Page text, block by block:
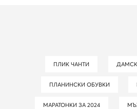
ПЛИК ЧАНТИ
ПЛАНИНСКИ ОБУВКИ
МАРАТОНКИ ЗА 2024